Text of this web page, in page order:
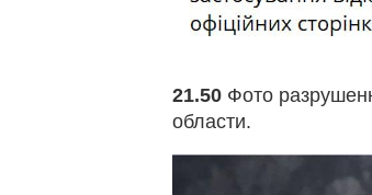
21.50 Фото
области.